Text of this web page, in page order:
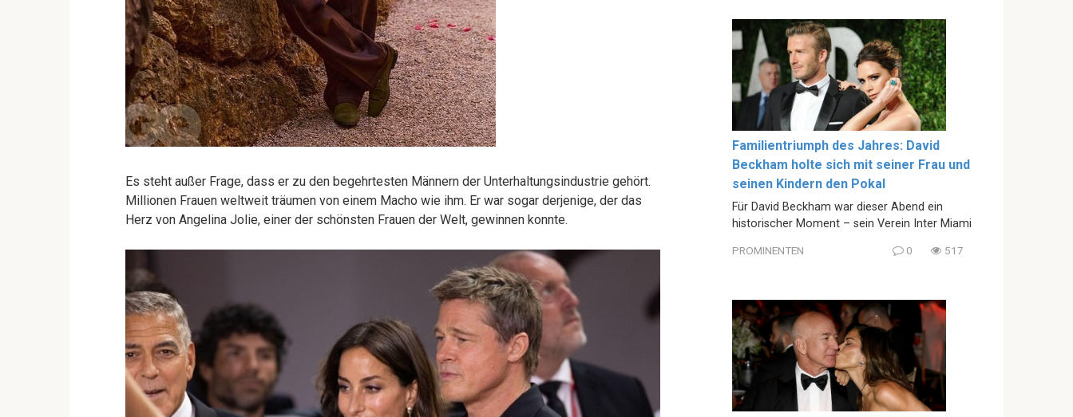
Es steht außer Frage, dass er zu den begehrtesten Männern der Unterhaltungsindustrie gehört.
Millionen Frauen weltweit träumen von einem Macho wie ihm. Er war sogar derjenige, der das
Herz von Angelina Jolie, einer der schönsten Frauen der Welt, gewinnen konnte.
Familientriumph des Jahres: David
Beckham holte sich mit seiner Frau und
seinen Kindern den Pokal
Für David Beckham war dieser Abend ein
historischer Moment – sein Verein Inter Miami
PROMINENTEN 0 517